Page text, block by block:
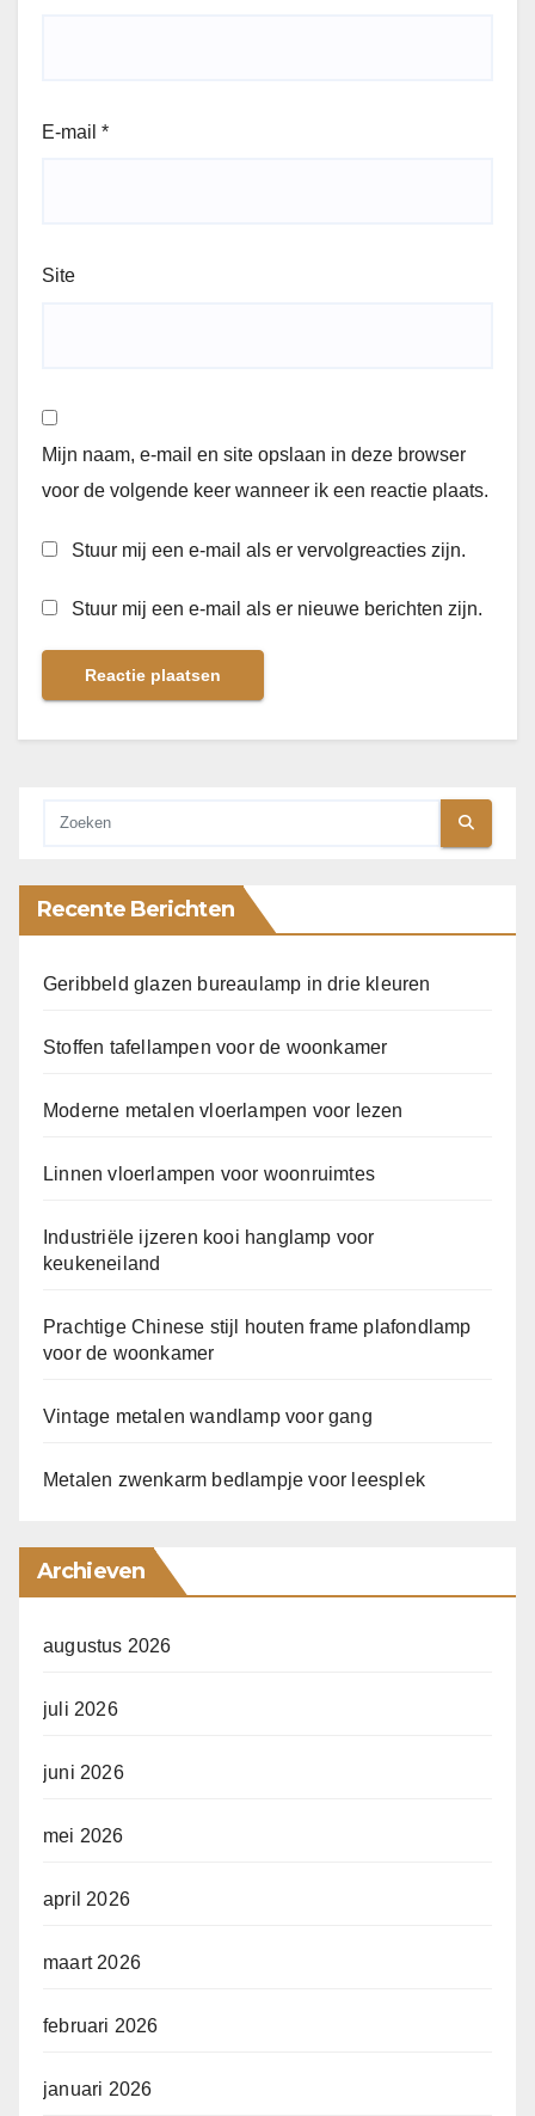
E-mail *
Site
Mijn naam, e-mail en site opslaan in deze browser
voor de volgende keer wanneer ik een reactie plaats.
Stuur mij een e-mail als er vervolgreacties zijn.
Stuur mij een e-mail als er nieuwe berichten zijn.
Recente Berichten
Geribbeld glazen bureaulamp in drie kleuren
Stoffen tafellampen voor de woonkamer
Moderne metalen vloerlampen voor lezen
Linnen vloerlampen voor woonruimtes
Industriële ijzeren kooi hanglamp voor
keukeneiland
Prachtige Chinese stijl houten frame plafondlamp
voor de woonkamer
Vintage metalen wandlamp voor gang
Metalen zwenkarm bedlampje voor leesplek
Archieven
augustus 2026
juli 2026
juni 2026
mei 2026
april 2026
maart 2026
februari 2026
januari 2026